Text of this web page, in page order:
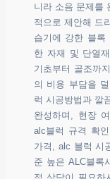
니라 소음 문제를
적으로 제안해 드
습기에 강한 블록
한 자재 및 단열
기초부터 골조까
의 비용 부담을
럭 시공방법과 깔
완성하며, 현장
alc블럭 규격 확
가격, alc 블럭 시
준 높은 ALC블록